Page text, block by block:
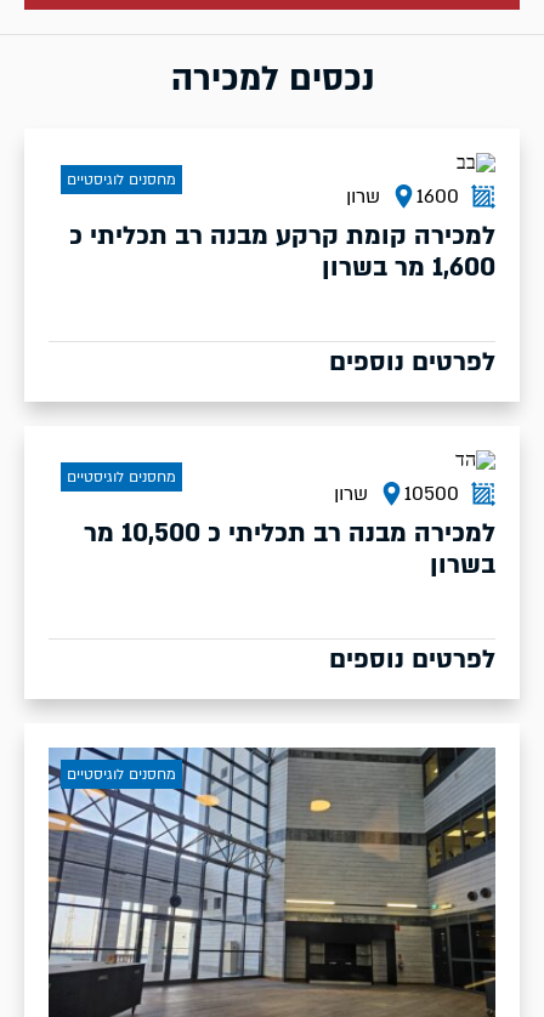
נכסים למכירה
1600 שרון
למכירה קומת קרקע מבנה רב תכליתי כ
1,600 מר בשרון
לפרטים נוספים
מחסנים לוגיסטיים
10500 שרון
למכירה מבנה רב תכליתי כ 10,500 מר
בשרון
לפרטים נוספים
מחסנים לוגיסטיים
מחסנים לוגיסטיים